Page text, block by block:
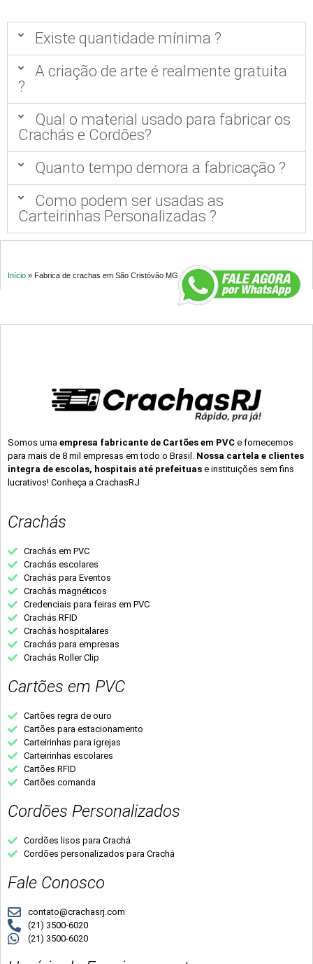
Existe quantidade mínima ?
A criação de arte é realmente gratuita
?
Qual o material usado para fabricar os
Crachás e Cordões?
Quanto tempo demora a fabricação ?
Como podem ser usadas as
Carteirinhas Personalizadas ?
Início » Fabrica de crachas em São Cristóvão MG
Somos uma empresa fabricante de Cartões em PVC e fornecemos
para mais de 8 mil empresas em todo o Brasil. Nossa cartela e clientes
integra de escolas, hospitais até prefeituas e instituições sem fins
lucrativos! Conheça a CrachasRJ
Crachás
Crachás em PVC
Crachás escolares
Crachás para Eventos
Crachás magnéticos
Credenciais para feiras em PVC
Crachás RFID
Crachás hospitalares
Crachás para empresas
Crachás Roller Clip
Cartões em PVC
Cartões regra de ouro
Cartões para estacionamento
Carteirinhas para igrejas
Carteirinhas escolares
Cartões RFID
Cartões comanda
Cordões Personalizados
Cordões lisos para Crachá
Cordões personalizados para Crachá
Fale Conosco
contato@crachasrj.com
(21) 3500-6020
(21) 3500-6020